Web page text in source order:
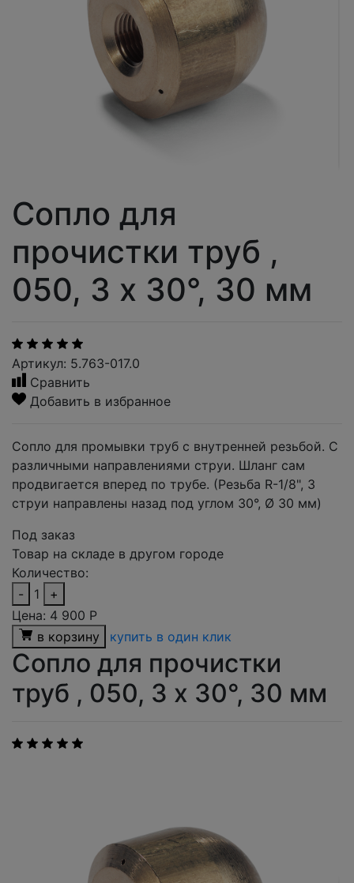
Сопло для
прочистки труб ,
050, 3 x 30°, 30 мм
Артикул: 5.763-017.0
Сравнить
Добавить в избранное
Сопло для промывки труб с внутренней резьбой. С
различными направлениями струи. Шланг сам
продвигается вперед по трубе. (Резьба R-1/8", 3
струи направлены назад под углом 30°, Ø 30 мм)
Под заказ
Товар на складе в другом городе
Количество:
-
1
+
Цена: 4 900 Р
в корзину
купить в один клик
Сопло для прочистки
труб , 050, 3 x 30°, 30 мм